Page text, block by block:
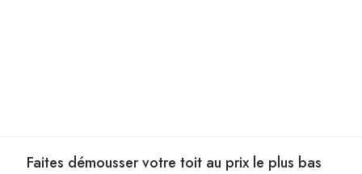
Faites démousser votre toit au prix le plus bas